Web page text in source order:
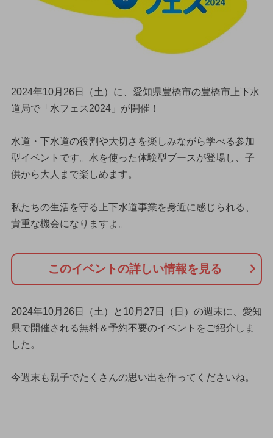
2024年10月26日（土）に、愛知県豊橋市の豊橋市上下水
道局で「水フェス2024」が開催！
水道・下水道の役割や大切さを楽しみながら学べる参加
型イベントです。水を使った体験型ブースが登場し、子
供から大人まで楽しめます。
私たちの生活を守る上下水道事業を身近に感じられる、
貴重な機会になりますよ。
このイベントの詳しい情報を見る
2024年10月26日（土）と10月27日（日）の週末に、愛知
県で開催される無料＆予約不要のイベントをご紹介しま
した。
今週末も親子でたくさんの思い出を作ってくださいね。